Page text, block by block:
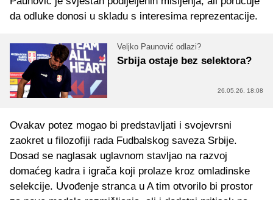
da odluke donosi u skladu s interesima reprezentacije.
Veljko Paunović odlazi?
Srbija ostaje bez selektora?
26.05.26. 18:08
Ovakav potez mogao bi predstavljati i svojevrsni
zaokret u filozofiji rada Fudbalskog saveza Srbije.
Dosad se naglasak uglavnom stavljao na razvoj
domaćeg kadra i igrača koji prolaze kroz omladinske
selekcije. Uvođenje stranca u A tim otvorilo bi prostor